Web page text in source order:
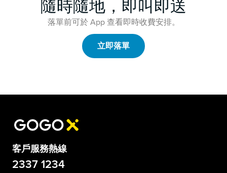
隨時隨地，即叫即送
落單前可於 App 查看即時收費安排。
立即落單
客戶服務熱線
2337 1234